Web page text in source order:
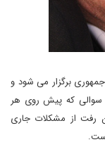
جمهوری برگزار می شود و
سوالی که پیش روی هر
رفت از مشکلات جاری